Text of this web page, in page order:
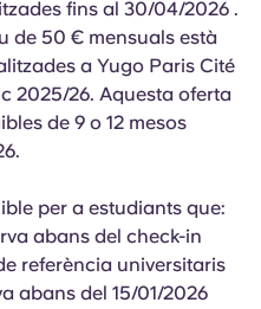
Llengua
(GB)
ara
fins al 30/04/2026 .
de 50 € mensuals està
a Yugo Paris Cité
2025/26. Aquesta oferta
de 9 o 12 mesos
per a estudiants que:
abans del check-in
referència universitaris
abans del 15/01/2026